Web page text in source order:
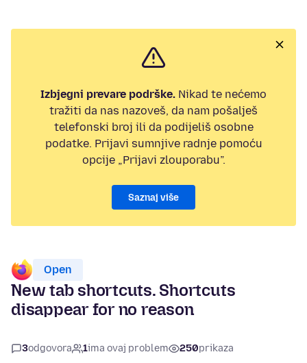
Izbjegni prevare podrške. Nikad te nećemo
tražiti da nas nazoveš, da nam pošalješ
telefonski broj ili da podijeliš osobne
podatke. Prijavi sumnjive radnje pomoću
opcije „Prijavi zlouporabu”.
Saznaj više
Open
New tab shortcuts. Shortcuts
disappear for no reason
3odgovora 1ima ovaj problem 250prikaza